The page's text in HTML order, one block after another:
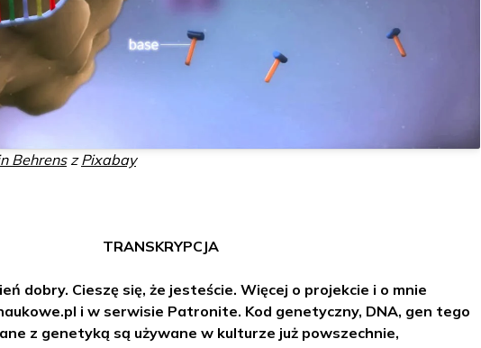
BehrenszPixabay
TRANSKRYPCJA
dobry. Cieszę się, że jesteście. Więcej o projekcie i o mnie
i w serwisie Patronite. Kod genetyczny, DNA, gen tego
z genetyką są używane w kulturze już powszechnie,